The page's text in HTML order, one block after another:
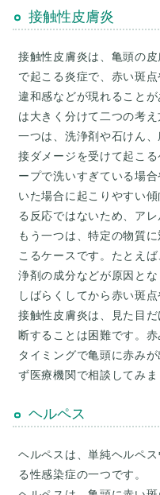
接触性皮膚炎
接触性皮膚炎は、亀頭の
で起こる炎症で、赤い斑
違和感などが現れること
は大きく分けて二つの考え
一つは、洗浄剤や石けん
接ダメージを受けて起こ
ープで洗いすぎている場
いた場合に起こりやすい
る反応ではないため、ア
もう一つは、特定の物質
こるケースです。たとえ
浄剤の成分などが原因と
しばらくしてから赤い斑
接触性皮膚炎は、見た目
断することは困難です。
タイミングで亀頭に赤み
ず医療機関で相談してみま
ヘルペス
ヘルペスは、単純ヘルペ
る性感染症の一つです。